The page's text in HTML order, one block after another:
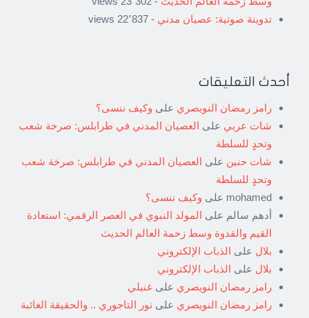
تدوينة صوتية: عصيان مدني - 22٬837 views
أحدث التعليقات
رامز رمضان النويصري على وكيف ننسى؟
شات عربي على العصيان المدني في طرابلس: صرخة شعب
وتحدٍ للسلطة
شات حنين على العصيان المدني في طرابلس: صرخة شعب
وتحدٍ للسلطة
mohamed على وكيف ننسى؟
أدهم سالم على المولد النبوي في العصر الرقمي: استعادة
القيم والقدوة وسط زحمة العالم الحديث
بلال على الذباب الإلكتروني
بلال على الذباب الإلكتروني
رامز رمضان النويصري على غنيلي
رامز رمضان النويصري على نور التاجوري .. والحقيقة الغائبة